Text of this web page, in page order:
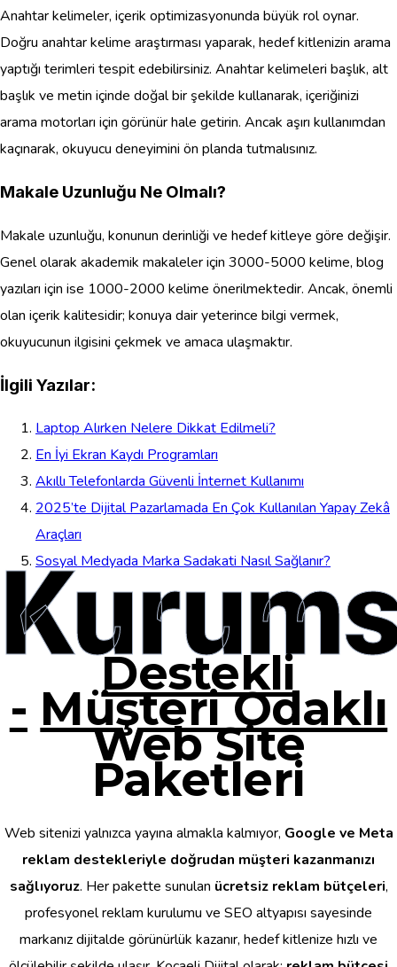
Anahtar kelimeler, içerik optimizasyonunda büyük rol oynar.
Doğru anahtar kelime araştırması yaparak, hedef kitlenizin arama
yaptığı terimleri tespit edebilirsiniz. Anahtar kelimeleri başlık, alt
başlık ve metin içinde doğal bir şekilde kullanarak, içeriğinizi
arama motorları için görünür hale getirin. Ancak aşırı kullanımdan
kaçınarak, okuyucu deneyimini ön planda tutmalısınız.
Makale Uzunluğu Ne Olmalı?
Makale uzunluğu, konunun derinliği ve hedef kitleye göre değişir.
Genel olarak akademik makaleler için 3000-5000 kelime, blog
yazıları için ise 1000-2000 kelime önerilmektedir. Ancak, önemli
olan içerik kalitesidir; konuya dair yeterince bilgi vermek,
okuyucunun ilgisini çekmek ve amaca ulaşmaktır.
İlgili Yazılar:
Laptop Alırken Nelere Dikkat Edilmeli?
En İyi Ekran Kaydı Programları
Akıllı Telefonlarda Güvenli İnternet Kullanımı
2025’te Dijital Pazarlamada En Çok Kullanılan Yapay Zekâ
Araçları
Sosyal Medyada Marka Sadakati Nasıl Sağlanır?
Destekli
- Müşteri Odaklı
Web Site
Paketleri
Web sitenizi yalnızca yayına almakla kalmıyor, Google ve Meta
reklam destekleriyle doğrudan müşteri kazanmanızı
sağlıyoruz. Her pakette sunulan ücretsiz reklam bütçeleri,
profesyonel reklam kurulumu ve SEO altyapısı sayesinde
markanız dijitalde görünürlük kazanır, hedef kitlenize hızlı ve